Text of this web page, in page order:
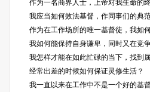
作为一名商界人士，上帝对我生命的
我应当如何效法基督，作同事们的典
作为在工作场所的唯一基督徒，我如
我如何能保持自身谦卑，同时又在竞
我怎样才能在如此忙碌的当下，找到
经常出差的时候如何保证灵修生活？
我一直以来在工作中不是一个好的基